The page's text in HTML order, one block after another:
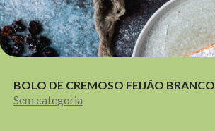
BOLO DE CREMOSO FEIJÃO BRANCO
Sem categoria